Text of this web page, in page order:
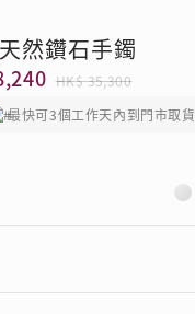
然鑽石手鐲
HK$ 35,300
最快可3個工作天內到門市取貨